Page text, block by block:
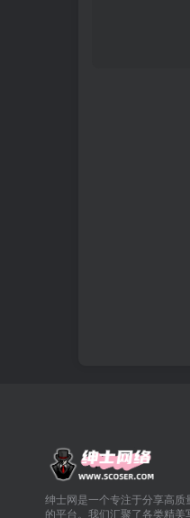
绅士网是一个专注于分享高
的平台。我们汇聚了各类精